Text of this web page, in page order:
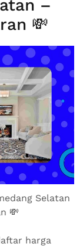
–
💸
Selatan
💸
harga